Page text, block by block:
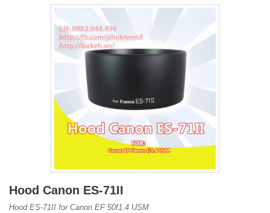
Hood Canon ES-71II
Hood ES-71II for Canon EF 50f1.4 USM